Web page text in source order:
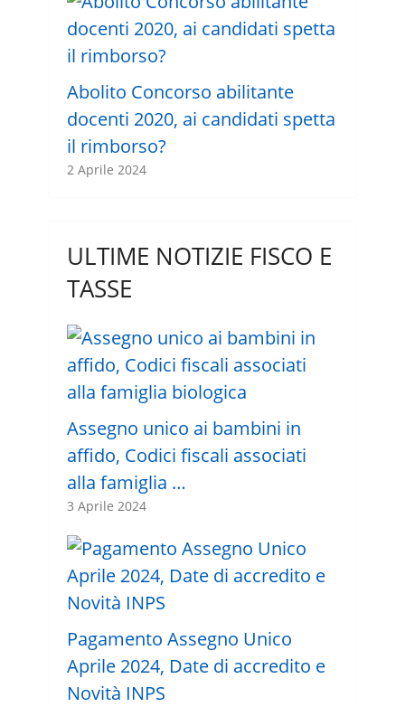
Abolito Concorso abilitante
docenti 2020, ai candidati spetta
il rimborso?
2 Aprile 2024
ULTIME NOTIZIE FISCO E
TASSE
Assegno unico ai bambini in
affido, Codici fiscali associati
alla famiglia …
3 Aprile 2024
Pagamento Assegno Unico
Aprile 2024, Date di accredito e
Novità INPS